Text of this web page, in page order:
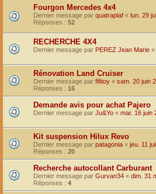
Fourgon Mercedes 4x4
Dernier message par quatraplaf « lun. 29
Réponses : 52
RECHERCHE 4X4
Dernier message par PEREZ Jean Marie «
Rénovation Land Cruiser
Dernier message par fifitoy « sam. 20 juin
Réponses : 16
Demande avis pour achat Pajero
Dernier message par Ju&Yo « mar. 16 juin
Kit suspension Hilux Revo
Dernier message par patagonia « jeu. 11
Réponses : 20
Recherche autocollant Carburant
Dernier message par Gurvan34 « dim. 31
Réponses : 4